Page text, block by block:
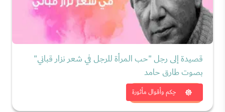
حِكم وأقوال مأثورة
قصيدة إلى رجل "حب المرأة للرجل في شعر نزار قباني"
بصوت طارق حامد
شاهد الان